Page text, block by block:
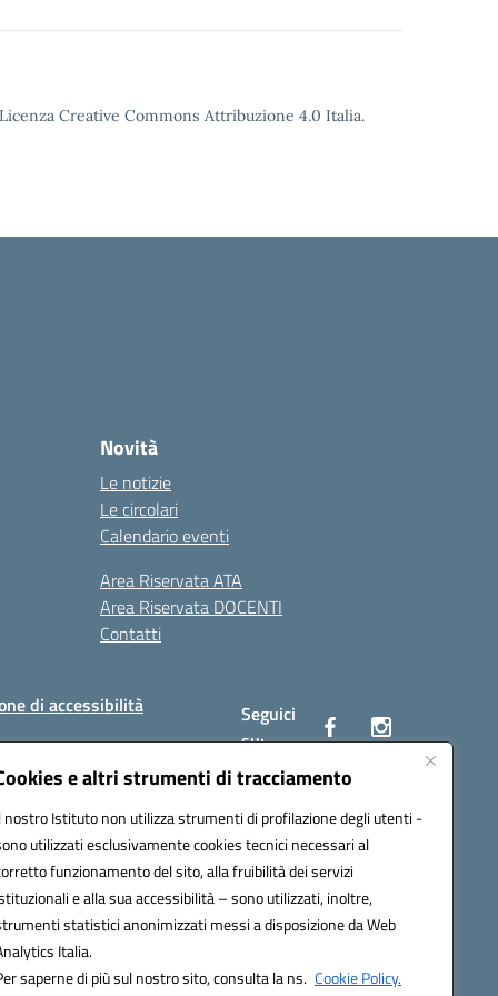
e altri strumenti di tracciamento
nostro Istituto non utilizza strumenti di profilazione degli utenti -
utilizzati esclusivamente cookies tecnici necessari al
funzionamento del sito, alla fruibilità dei servizi
e alla sua accessibilità – sono utilizzati, inoltre,
statistici anonimizzati messi a disposizione da Web
Italia.
saperne di più sul nostro sito, consulta la ns. Cookie Policy.
Creative Commons Attribuzione 4.0 Italia.
Novità
Le notizie
Le circolari
Calendario eventi
Area Riservata ATA
Area Riservata DOCENTI
Contatti
di accessibilità
Seguici
su: